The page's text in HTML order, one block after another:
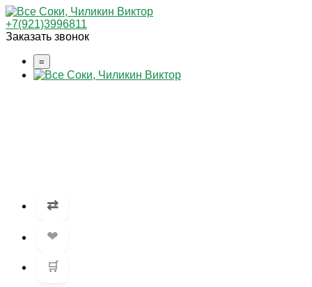
+7(921)3996811
Заказать звонок
=
⇄
❤
🛒